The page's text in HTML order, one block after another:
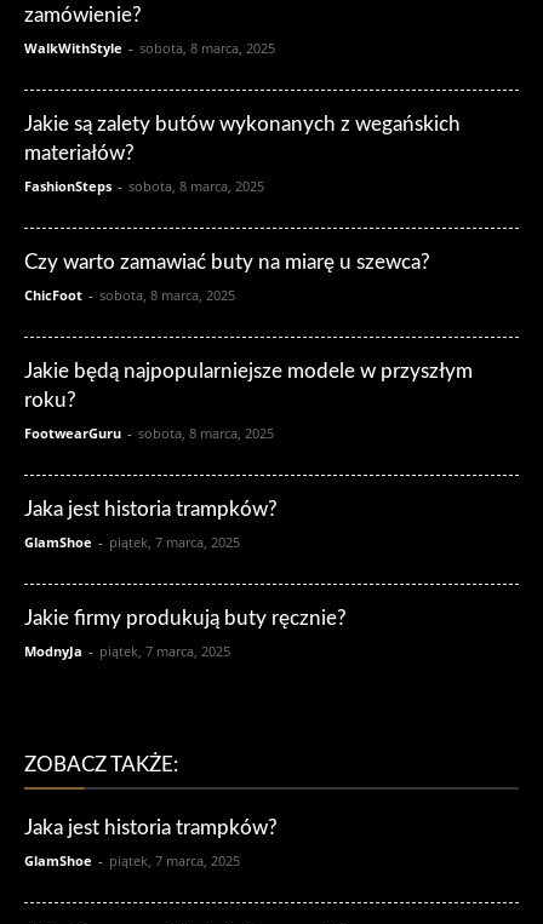
zamówienie?
WalkWithStyle - sobota, 8 marca, 2025
Jakie są zalety butów wykonanych z wegańskich
materiałów?
FashionSteps - sobota, 8 marca, 2025
Czy warto zamawiać buty na miarę u szewca?
ChicFoot - sobota, 8 marca, 2025
Jakie będą najpopularniejsze modele w przyszłym
roku?
FootwearGuru - sobota, 8 marca, 2025
Jaka jest historia trampków?
GlamShoe - piątek, 7 marca, 2025
Jakie firmy produkują buty ręcznie?
ModnyJa - piątek, 7 marca, 2025
ZOBACZ TAKŻE:
Jaka jest historia trampków?
GlamShoe - piątek, 7 marca, 2025